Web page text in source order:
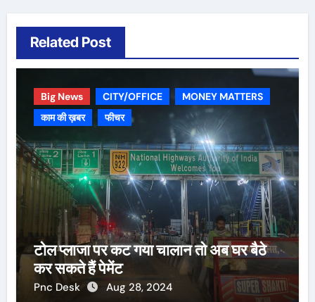
Related Post
Big News CITY/OFFICE
MONEY MATTERS
काम की ख़बर
फीचर
टोल प्लाजा पर कट गया चालान तो अब घर बैठे
कर सकते हैं पेमेंट
Pnc Desk Aug 28, 2024